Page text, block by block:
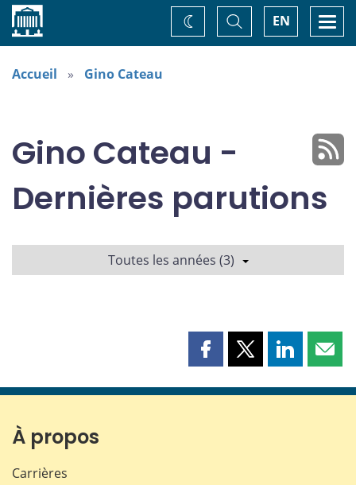
Accueil EN
Basculer
la
recherche
Changez
de
Accueil Gino Cateau
Gino Cateau -
Dernières parutions
Toutes les années (3)
Partager
page
Partager
page
Partager
page page
À propos
Carrières